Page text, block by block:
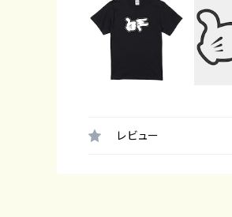
レビュー